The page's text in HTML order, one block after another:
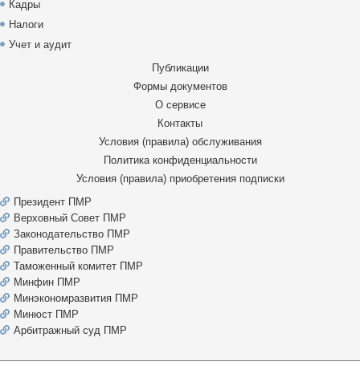
Кадры
Налоги
Учет и аудит
Публикации
Формы документов
О сервисе
Контакты
Условия (правила) обслуживания
Политика конфиденциальности
Условия (правила) приобретения подписки
Президент ПМР
Верховный Совет ПМР
Законодательство ПМР
Правительство ПМР
Таможенный комитет ПМР
Минфин ПМР
Минэкономразвития ПМР
Минюст ПМР
Арбитражный суд ПМР